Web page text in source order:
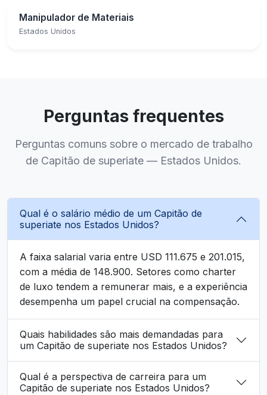
Manipulador de Materiais
Estados Unidos
Perguntas frequentes
Perguntas comuns sobre o mercado de trabalho
de Capitão de superiate — Estados Unidos.
Qual é o salário médio de um Capitão de
superiate nos Estados Unidos?
A faixa salarial varia entre USD 111.675 e 201.015,
com a média de 148.900. Setores como charter
de luxo tendem a remunerar mais, e a experiência
desempenha um papel crucial na compensação.
Quais habilidades são mais demandadas para
um Capitão de superiate nos Estados Unidos?
Qual é a perspectiva de carreira para um
Capitão de superiate nos Estados Unidos?